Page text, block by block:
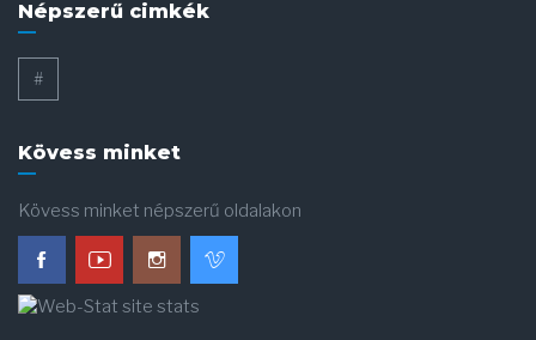
Népszerű cimkék
#
Kövess minket
Kövess minket népszerű oldalakon